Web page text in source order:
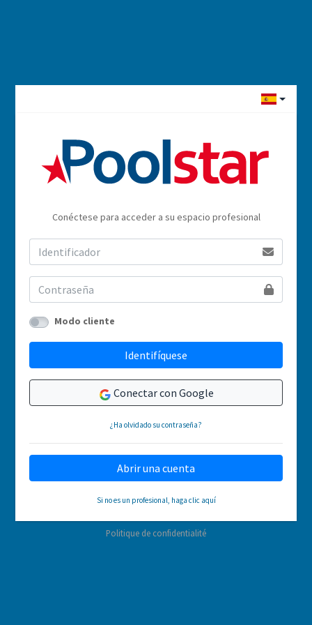
Conéctese para acceder a su espacio profesional
Modo cliente
Identifíquese
Conectar con Google
¿Ha olvidado su contraseña?
Abrir una cuenta
Si no es un profesional, haga clic aquí
Politique de confidentialité